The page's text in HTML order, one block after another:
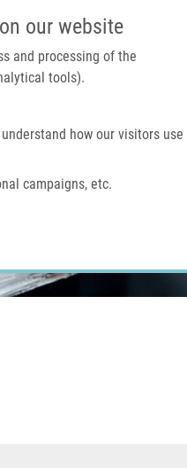
our website
and processing of the
tools).
how our visitors use
campaigns, etc.
IMTM PORTÁL
O nás